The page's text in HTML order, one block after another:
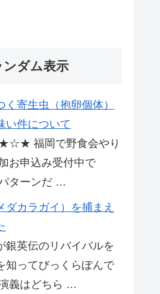
ンダム表示
寄生虫（抱卵個体）
い件について
福岡で野食会やり
お申込み受付中で
ターンだ …
ダカラガイ）を捕まえ
銀英伝のリバイバルを
知ってびっくらぽんで
義はどちら …